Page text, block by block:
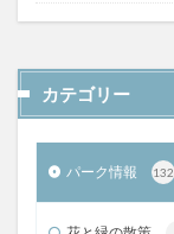
カテゴリー
パーク情報 132